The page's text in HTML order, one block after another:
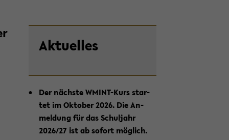
Haupt­
Sek­
wech­
Ak­tu­el­les
Der nächs­te WMINT-​Kurs star­
tet im Ok­to­ber 2026. Die An­
mel­dung für das Schul­jahr
2026/27 ist ab so­fort mög­lich.